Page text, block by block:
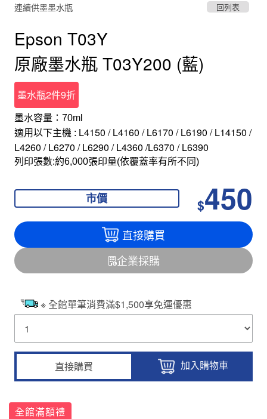
連續供墨墨水瓶 回列表
Epson T03Y
原廠墨水瓶 T03Y200 (藍)
墨水瓶2件9折
墨水容量：70ml
適用以下主機 : L4150 / L4160 / L6170 / L6190 / L14150 /
L4260 / L6270 / L6290 / L4360 /L6370 / L6390
列印張數:約6,000張印量(依覆蓋率有所不同)
市價 $450
直接購買
企業採購
※ 全館單筆消費滿$1,500享免運優惠
直接購買 加入購物車
全館滿額禮